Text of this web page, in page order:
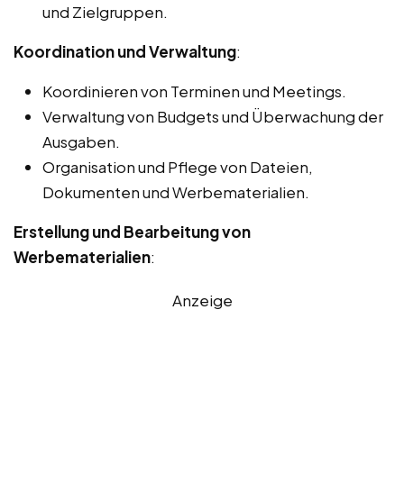
und Zielgruppen.
Koordination und Verwaltung:
Koordinieren von Terminen und Meetings.
Verwaltung von Budgets und Überwachung der
Ausgaben.
Organisation und Pflege von Dateien,
Dokumenten und Werbematerialien.
Erstellung und Bearbeitung von
Werbematerialien:
Anzeige